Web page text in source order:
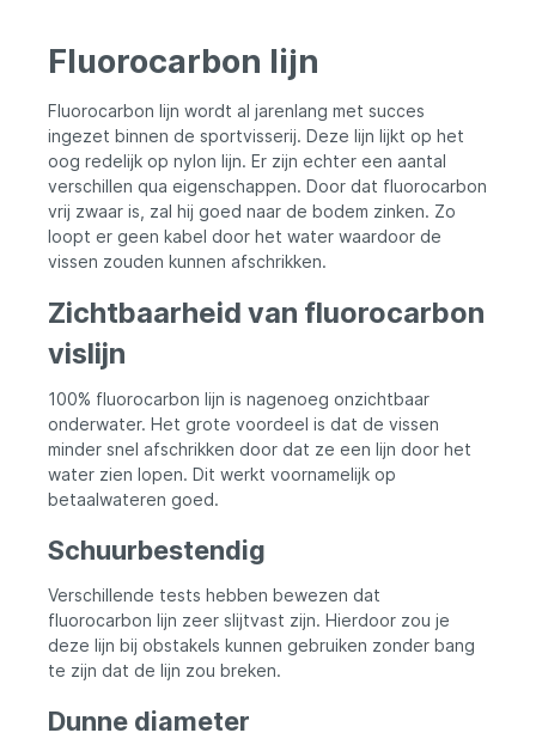
helpt om argwanende vissen niet af te
schrikken.Slijtvastheid: Een belangrijke
eigenschap van het Catix Fluorocarbon
Onderlijnmateriaal is de hoge slijtvastheid,
wat vooral belangrijk is bij het
meervalvissen, waar de lijn in contact kan
komen met scherpe objecten.Het Catix
Fluorocarbon Onderlijnmateriaal biedt de
onzichtbare eigenschappen van
fluorocarbon en de nodige duurzaamheid
Fluorocarbon lijn
Fluorocarbon lijn wordt al jarenlang met succes
ingezet binnen de sportvisserij. Deze lijn lijkt op het
oog redelijk op nylon lijn. Er zijn echter een aantal
verschillen qua eigenschappen. Door dat fluorocarbon
vrij zwaar is, zal hij goed naar de bodem zinken. Zo
loopt er geen kabel door het water waardoor de
vissen zouden kunnen afschrikken.
Zichtbaarheid van fluorocarbon
vislijn
100% fluorocarbon lijn is nagenoeg onzichtbaar
onderwater. Het grote voordeel is dat de vissen
minder snel afschrikken door dat ze een lijn door het
water zien lopen. Dit werkt voornamelijk op
betaalwateren goed.
Schuurbestendig
Verschillende tests hebben bewezen dat
fluorocarbon lijn zeer slijtvast zijn. Hierdoor zou je
deze lijn bij obstakels kunnen gebruiken zonder bang
te zijn dat de lijn zou breken.
Dunne diameter